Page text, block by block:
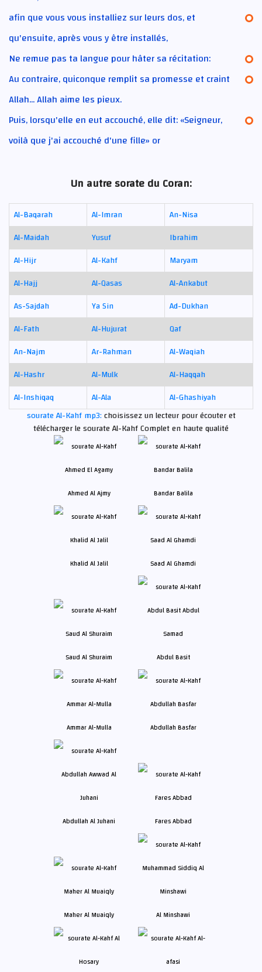
afin que vous vous installiez sur leurs dos, et
qu'ensuite, après vous y être installés,
Ne remue pas ta langue pour hâter sa récitation:
Au contraire, quiconque remplit sa promesse et craint
Allah... Allah aime les pieux.
Puis, lorsqu'elle en eut accouché, elle dit: «Seigneur,
voilà que j'ai accouché d'une fille» or
Un autre sorate du Coran:
Al-Baqarah Al-Imran
An-Nisa
Al-Maidah
Yusuf
Ibrahim
Al-Hijr
Al-Kahf
Maryam
Al-Hajj
Al-Qasas
Al-Ankabut
As-Sajdah
Ya Sin
Ad-Dukhan
Al-Fath
Al-Hujurat
Qaf
An-Najm
Ar-Rahman
Al-Waqiah
Al-Hashr
Al-Mulk
Al-Haqqah
Al-Inshiqaq
Al-Ala
Al-Ghashiyah
sourate Al-Kahf mp3:choisissez un lecteur pour écouter et
télécharger le sourate Al-Kahf Complet en haute qualité
Ahmed Al Ajmy Bandar Balila
Khalid Al Jalil Saad Al Ghamdi
Saud Al Shuraim Abdul Basit
Ammar Al-Mulla Abdullah Basfar
Abdullah Al Juhani Fares Abbad
Maher Al Muaiqly Al Minshawi